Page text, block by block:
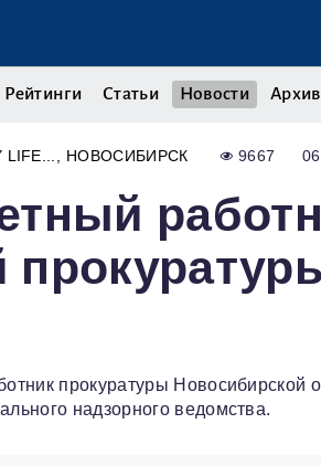
Рейтинги Статьи Новости Архив
НОВОСИБИРСК 9667
прокуратуры
надзорного ведомства.